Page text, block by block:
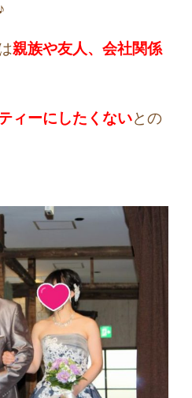
親族や友人、会社関係
ィーにしたくないとの